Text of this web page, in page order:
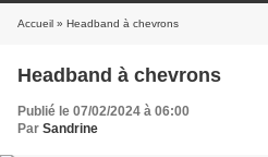
Accueil » Headband à chevrons
Headband à chevrons
Publié le 07/02/2024 à 06:00
Par Sandrine